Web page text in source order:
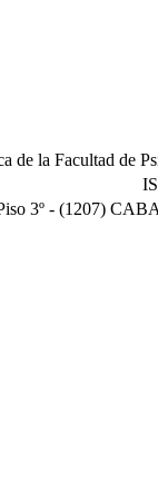
de la Facultad de
3º - (1207)